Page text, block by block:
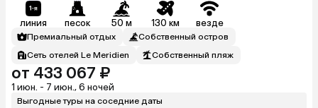
линия песок 50 м 130 км везде
Премиальный отдых
Собственный остров
Сеть отелей Le Meridien
Собственный пляж
от 433 067 ₽
1 июн. - 7 июн., 6 ночей
Выгодные туры на соседние даты